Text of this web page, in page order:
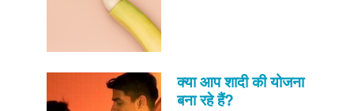
क्या आप शादी की योजना
बना रहे हैं?